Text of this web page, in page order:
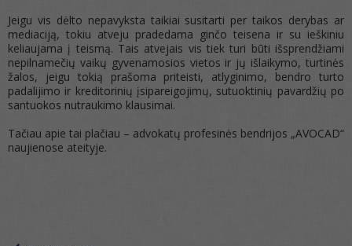
Jeigu vis dėlto nepavyksta taikiai susitarti per taikos derybas ar
mediaciją, tokiu atveju pradedama ginčo teisena ir su ieškiniu
keliaujama į teismą. Tais atvejais vis tiek turi būti išsprendžiami
nepilnamečių vaikų gyvenamosios vietos ir jų išlaikymo, turtinės
žalos, jeigu tokią prašoma priteisti, atlyginimo, bendro turto
padalijimo ir kreditorinių įsipareigojimų, sutuoktinių pavardžių po
santuokos nutraukimo klausimai.
Tačiau apie tai plačiau – advokatų profesinės bendrijos „AVOCAD“
naujienose ateityje.